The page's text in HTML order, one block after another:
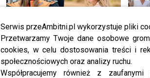
Serwis przeAmbitni.pl wykorzystuje pliki
Przetwarzamy Twoje dane osobowe
cookies, w celu dostosowania treści i
społecznościowych oraz analizy ruchu.
Współpracujemy również z zaufanymi
Małgorzata Rozenek ma powody do
świętowania. To duży sukces